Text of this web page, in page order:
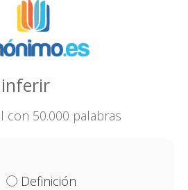
inferir
con 50.000 palabras
Definición